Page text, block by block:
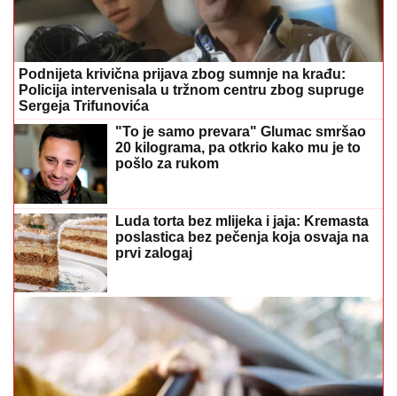
Podnijeta krivična prijava zbog sumnje na krađu:
Policija intervenisala u tržnom centru zbog supruge
Sergeja Trifunovića
"To je samo prevara" Glumac smršao
20 kilograma, pa otkrio kako mu je to
pošlo za rukom
Luda torta bez mlijeka i jaja: Kremasta
poslastica bez pečenja koja osvaja na
prvi zalogaj